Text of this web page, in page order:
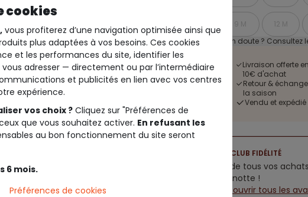
9 M 12 M
Un doute ? Consultez
Livraison offerte
10€ d'achat
Retour &
la saison
Vendu et
CLUB FIDÉLITÉ
5% de tous vos
cagnotte !
Découvrir tous les
cookies
vous profiterez d’une navigation optimisée ainsi que
plus adaptées à vos besoins. Ces cookies
et les performances du site, identifier les
adresser — directement ou par l’intermédiaire
et publicités en lien avec vos centres
expérience.
vos choix ? Cliquez sur "Préférences de
que vous souhaitez activer. En refusant les
au bon fonctionnement du site seront
6 mois.
Préférences de cookies